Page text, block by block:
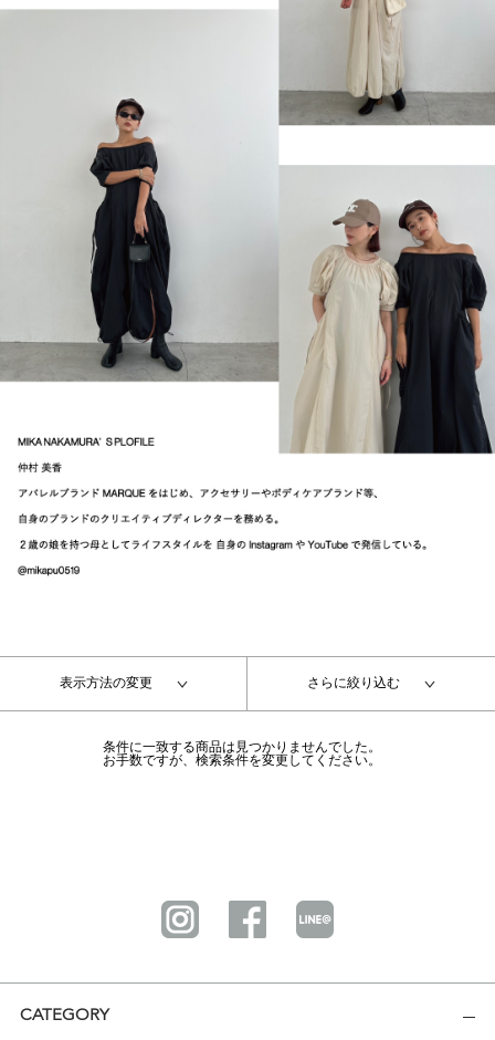
表示方法の変更 さらに絞り込む
条件に一致する商品は見つかりませんでした。
お手数ですが、検索条件を変更してください。
CATEGORY